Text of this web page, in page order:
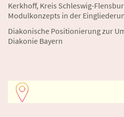
Kerkhoff, Kreis Schleswig-
Modulkonzepts in der
Diakonische Positionierung zur
Diakonie Bayern